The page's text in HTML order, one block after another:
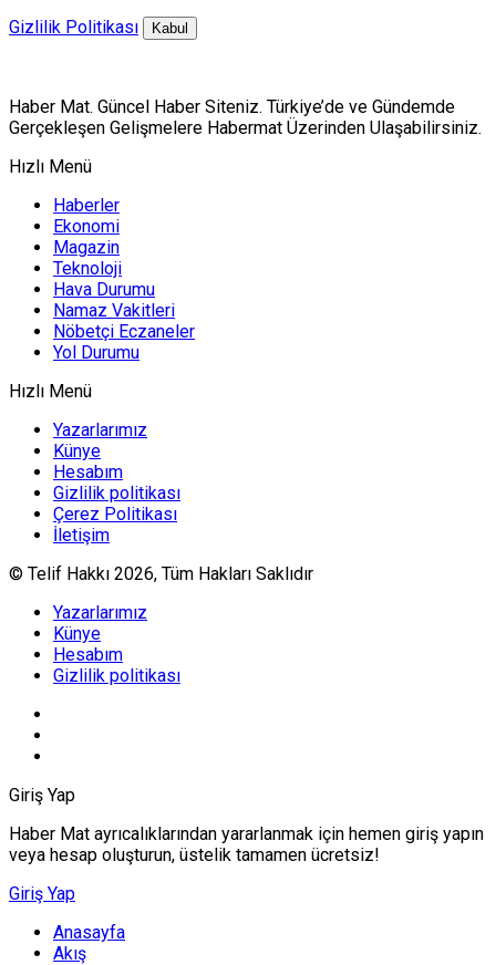
Gizlilik Politikası
Kabul
Haber Mat. Güncel Haber Siteniz. Türkiye’de ve Gündemde
Gerçekleşen Gelişmelere Habermat Üzerinden Ulaşabilirsiniz.
Hızlı Menü
Haberler
Ekonomi
Magazin
Teknoloji
Hava Durumu
Namaz Vakitleri
Nöbetçi Eczaneler
Yol Durumu
Hızlı Menü
Yazarlarımız
Künye
Hesabım
Gizlilik politikası
Çerez Politikası
İletişim
© Telif Hakkı 2026, Tüm Hakları Saklıdır
Yazarlarımız
Künye
Hesabım
Gizlilik politikası
Giriş Yap
Haber Mat ayrıcalıklarından yararlanmak için hemen giriş yapın
veya hesap oluşturun, üstelik tamamen ücretsiz!
Giriş Yap
Anasayfa
Akış